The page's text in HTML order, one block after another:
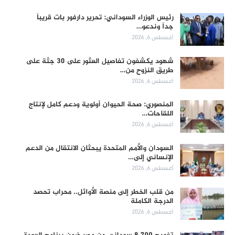
رئيس الوزراء السوداني: تحرير دارفور بات قريباً
جداً وندعو…
أغسطس 6, 2026
شهود يكشفون تفاصيل العثور على 30 جثة على
طريق النزوح من…
أغسطس 6, 2026
المنصوري: صحة الحيوان أولوية ودعم كامل لإنتاج
اللقاحات…
أغسطس 6, 2026
السودان والأمم المتحدة يبحثان الانتقال من الدعم
الإنساني إلى…
أغسطس 6, 2026
من قلب الخطر إلى منصة الأوائل.. محراب تحصد
الدرجة الكاملة
أغسطس 6, 2026